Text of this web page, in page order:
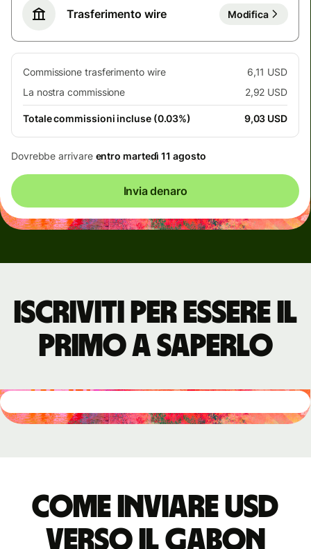
Trasferimento wire Modifica
Commissione trasferimento wire
6,11 USD
La nostra commissione
2,92 USD
Totale commissioni incluse (0.03%) 9,03 USD
Dovrebbe arrivare entro martedì 11 agosto
Invia denaro
Iscriviti per essere il
primo a saperlo
Come inviare USD
verso il Gabon